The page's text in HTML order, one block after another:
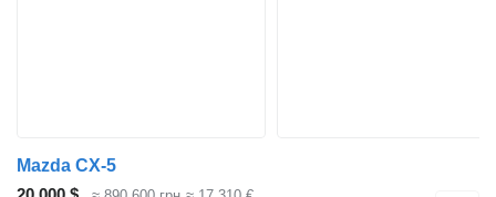
Mazda CX-5